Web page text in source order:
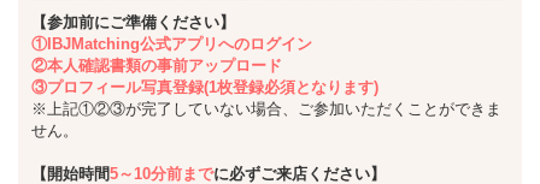
【参加前にご準備ください】
①IBJMatching公式アプリへのログイン
②本人確認書類の事前アップロード
③プロフィール写真登録(1枚登録必須となります)
※上記①②③が完了していない場合、ご参加いただくことができま
せん。
【開始時間5～10分前までに必ずご来店ください】